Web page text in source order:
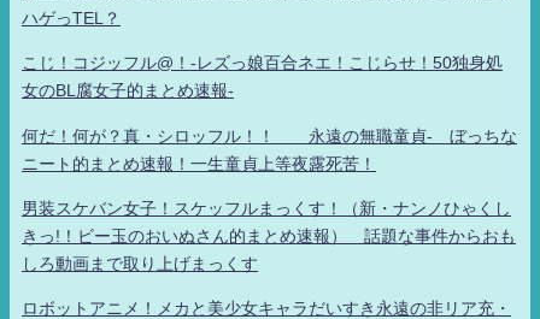
ハゲっTEL？
こじ！コジッフル@！-レズっ娘百合ネエ！こじらせ！50独身処
女のBL腐女子的まとめ速報-
何だ！何が？真・シロッフル！！ 永遠の無職童貞- ぼっちな
ニート的まとめ速報！一生童貞上等夜露死苦！
男装スケバン女子！スケッフルまっくす！（新・ナンノひゃくし
きっ!！ビー玉のおいぬさん的まとめ速報） 話題な事件からおも
しろ動画まで取り上げまっくす
ロボットアニメ！メカと美少女キャラだいすき永遠の非リア充・